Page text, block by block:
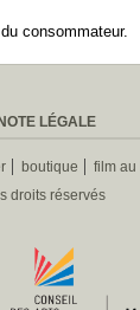
consommateur.
NOTE LÉGALE
boutique
film au
droits réservés